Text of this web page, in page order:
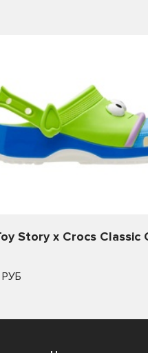
Story x Crocs Classic